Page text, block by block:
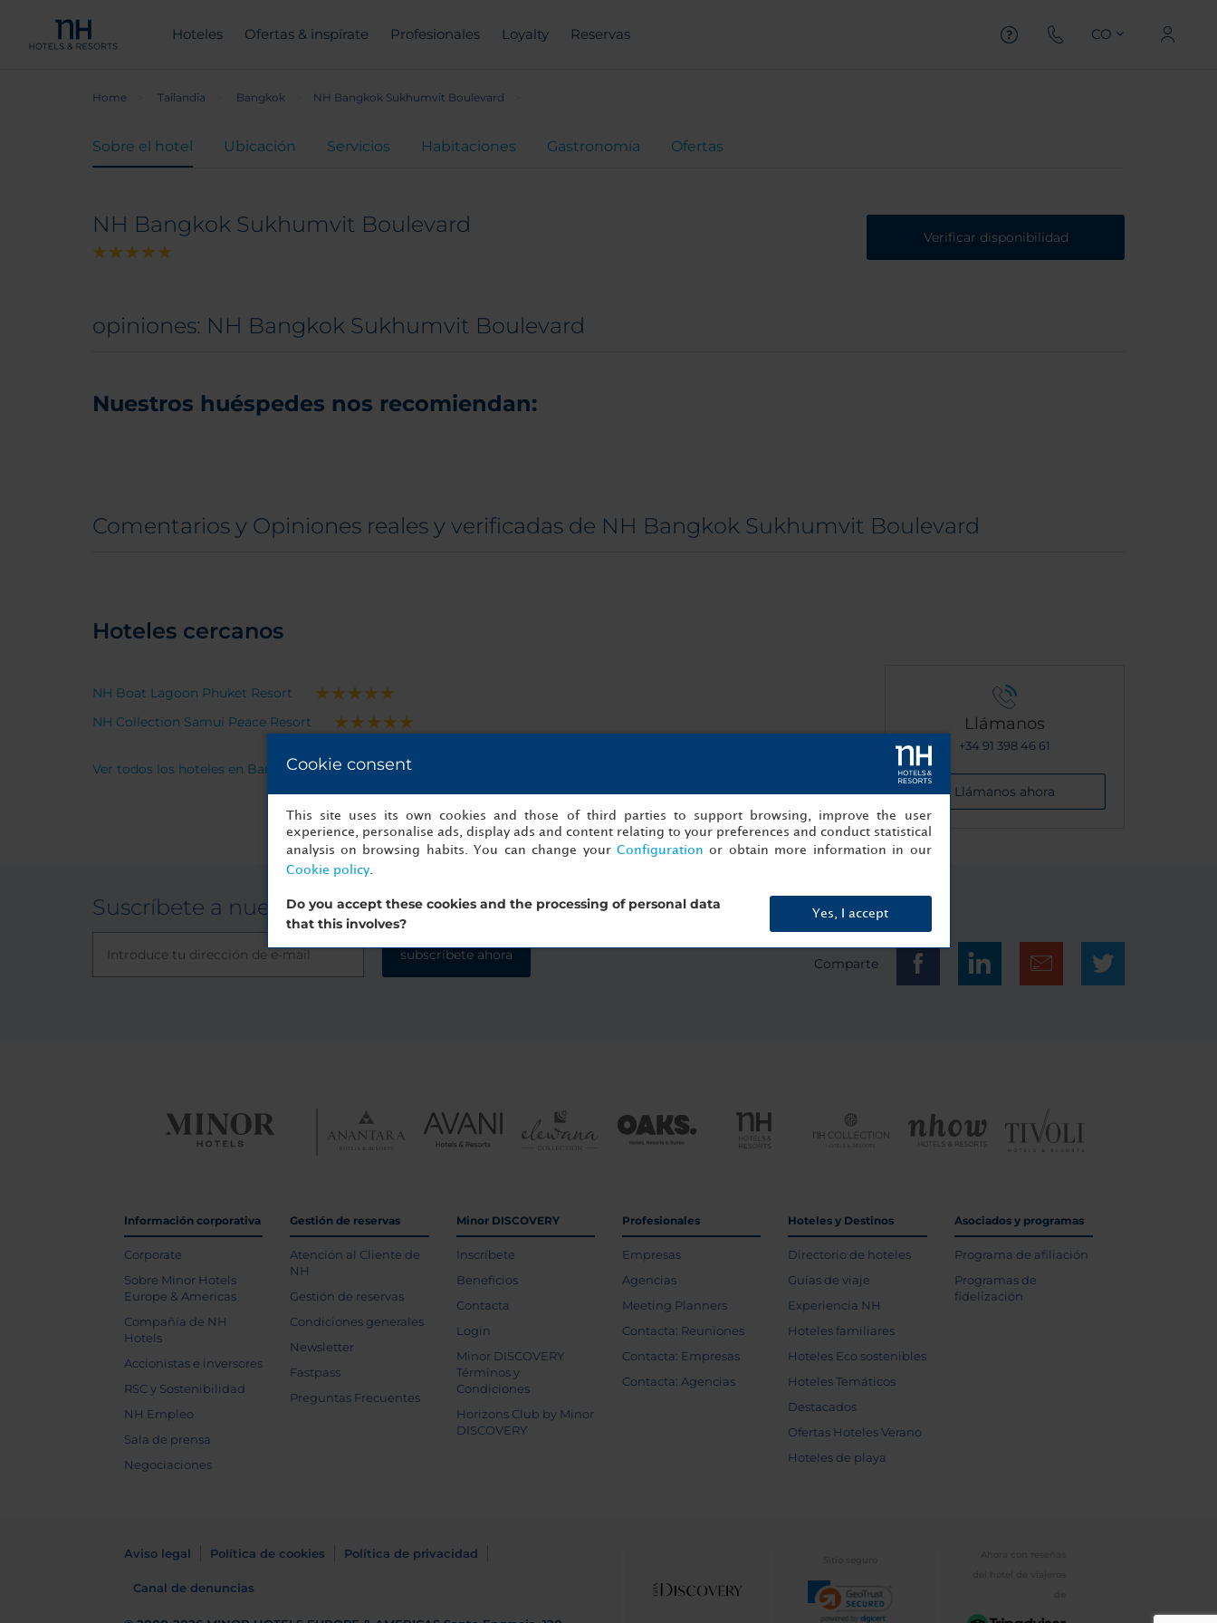
Hoteles Ofertas & inspírate Profesionales Loyalty Reservas CO
Home Tailandia Bangkok NH Bangkok Sukhumvit Boulevard
Sobre el hotel Ubicación Servicios Habitaciones Gastronomía Ofertas
NH Bangkok Sukhumvit Boulevard Verificar disponibilidad
opiniones: NH Bangkok Sukhumvit Boulevard
Nuestros huéspedes nos recomiendan:
Comentarios y Opiniones reales y verificadas de NH Bangkok Sukhumvit Boulevard
Hoteles cercanos
NH Boat Lagoon Phuket Resort
NH Collection Samui Peace Resort
Ver todos los hoteles en Bangkok
Llámanos
+34 91 398 46 61
Llámanos ahora
Suscríbete a nuestra newsletter
subscríbete ahora
Comparte
Información corporativa
Corporate
Sobre Minor Hotels
Europe & Americas
Compañía de NH
Hotels
Accionistas e inversores
RSC y Sostenibilidad
NH Empleo
Sala de prensa
Negociaciones
Gestión de reservas
Atención al Cliente de
NH
Gestión de reservas
Condiciones generales
Newsletter
Fastpass
Preguntas Frecuentes
Minor DISCOVERY
Inscríbete
Beneficios
Contacta
Login
Minor DISCOVERY
Términos y
Condiciones
Horizons Club by Minor
DISCOVERY
Profesionales
Empresas
Agencias
Meeting Planners
Contacta: Reuniones
Contacta: Empresas
Contacta: Agencias
Hoteles y Destinos
Directorio de hoteles
Guías de viaje
Experiencia NH
Hoteles familiares
Hoteles Eco sostenibles
Hoteles Temáticos
Destacados
Ofertas Hoteles Verano
Hoteles de playa
Asociados y programas
Programa de afiliación
Programas de
fidelización
Aviso legal Política de cookies Política de privacidad
Canal de denuncias
Cookie consent
This site uses its own cookies and those of third parties to support browsing, improve the user
experience, personalise ads, display ads and content relating to your preferences and conduct statistical
analysis on browsing habits. You can change your Configuration or obtain more information in our
Cookie policy.
Do you accept these cookies and the processing of personal data
that this involves?
Yes, I accept